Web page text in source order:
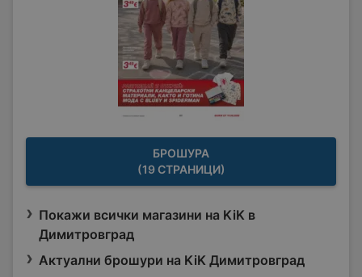
БРОШУРА
(19 СТРАНИЦИ)
Покажи всички магазини на KiK в
Димитровград
Актуални брошури на KiK Димитровград